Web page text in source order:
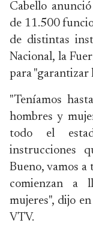
Cabello
de 11.500
de distintas
Nacional, la
para "garantizar
"Teníamos
hombres y
todo el
instrucciones
Bueno, vamos a
comienzan a
mujeres", dijo
VTV.